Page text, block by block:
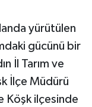
yürütülen
gücünü bir
İl Tarım ve
İlçe Müdürü
Köşk ilçesinde